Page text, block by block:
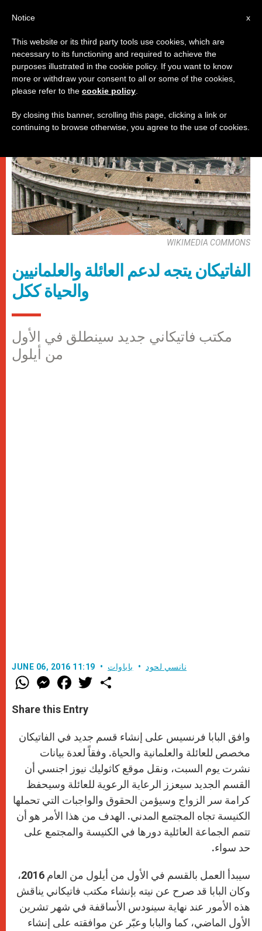
باباوات
WIKIMEDIA COMMONS
الفاتيكان يتجه لدعم العائلة والعلمانيين
والحياة ككل
مكتب فاتيكاني جديد سينطلق في الأول
من أيلول
JUNE 06, 2016 11:19 نانسي لحود باباوات
W
h
t
s
p
p
M
e
s
e
g
e
r
F
a
e
b
o
k
w
Share this Entry
وافق البابا فرنسيس على إنشاء قسم جديد في الفاتيكان
مخصص للعائلة والعلمانية والحياة. وفقاً لعدة بيانات
نشرت يوم السبت، ونقل موقع كاثوليك نيوز اجنسي أن
القسم الجديد سيعزز الرعاية الرعوية للعائلة وسيحفظ
كرامة سر الزواج وسيؤمن الحقوق والواجبات التي تحملها
الكنيسة تجاه المجتمع المدني. الهدف من هذا الأمر هو أن
تتمم الجماعة العائلية دورها في الكنيسة والمجتمع على
حد سواء.
سيبدأ العمل بالقسم في الأول من أيلول من العام 2016،
وكان البابا قد صرح عن نيته بإنشاء مكتب فاتيكاني يناقش
هذه الأمور عند نهاية سينودس الأساقفة في شهر تشرين
الأول الماضي، كما والبابا وعبّر عن موافقته على إنشاء
x
Notice
This website or its third party tools use cookies, which are
necessary to its functioning and required to achieve the
purposes illustrated in the cookie policy. If you want to know
more or withdraw your consent to all or some of the cookies,
please refer to the cookie policy
By closing this banner, scrolling this page, clicking a link or
continuing to browse otherwise, you agree to the use of cookies.